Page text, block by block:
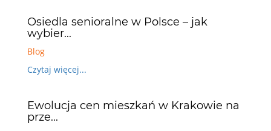
Osiedla senioralne w Polsce – jak
wybier...
Blog
Czytaj więcej...
Ewolucja cen mieszkań w Krakowie na
prze...